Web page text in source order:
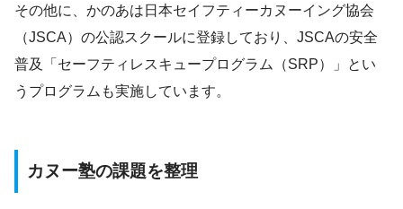
その他に、かのあは日本セイフティーカヌーイング協会
（JSCA）の公認スクールに登録しており、JSCAの安全
普及「セーフティレスキュープログラム（SRP）」とい
うプログラムも実施しています。
カヌー塾の課題を整理